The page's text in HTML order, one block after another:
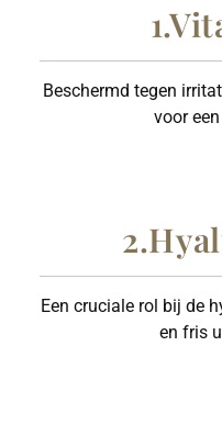
Beschermd tegen
voor
Een cruciale rol bij de
en fris